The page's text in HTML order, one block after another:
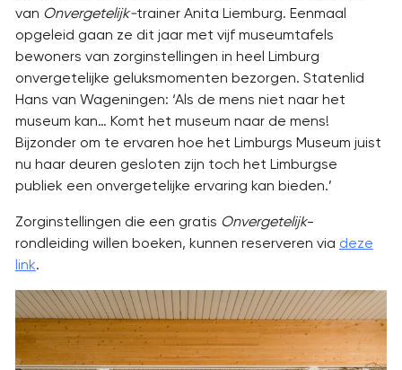
van Onvergetelijk-trainer Anita Liemburg. Eenmaal
opgeleid gaan ze dit jaar met vijf museumtafels
bewoners van zorginstellingen in heel Limburg
onvergetelijke geluksmomenten bezorgen. Statenlid
Hans van Wageningen: ‘Als de mens niet naar het
museum kan… Komt het museum naar de mens!
Bijzonder om te ervaren hoe het Limburgs Museum juist
nu haar deuren gesloten zijn toch het Limburgse
publiek een onvergetelijke ervaring kan bieden.’
Zorginstellingen die een gratis Onvergetelijk-
rondleiding willen boeken, kunnen reserveren via deze
link.